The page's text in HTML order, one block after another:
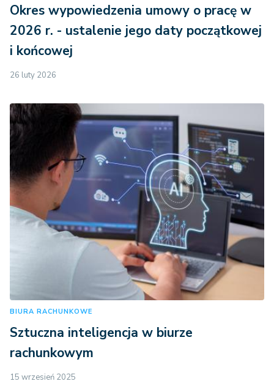
Okres wypowiedzenia umowy o pracę w
2026 r. - ustalenie jego daty początkowej
i końcowej
26 luty 2026
BIURA RACHUNKOWE
Sztuczna inteligencja w biurze
rachunkowym
15 wrzesień 2025